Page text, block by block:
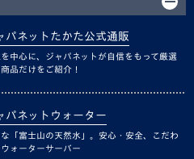
パネットたかた公式通販
中心に、ジャパネットが自信をもって厳選
商品だけをご紹介！
パネットウォーター
な「富士山の天然水」。安心・安全、こだわ
ウォーターサーバー